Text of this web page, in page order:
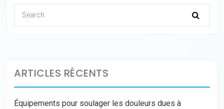
ARTICLES RÉCENTS
Équipements pour soulager les douleurs dues à